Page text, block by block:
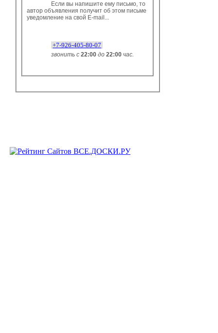
Если вы напишите ему письмо, то
автор объявления получит об этом письме
уведомление на свой E-mail...
+7-926-405-80-07
звонить с 22:00 до 22:00 час.